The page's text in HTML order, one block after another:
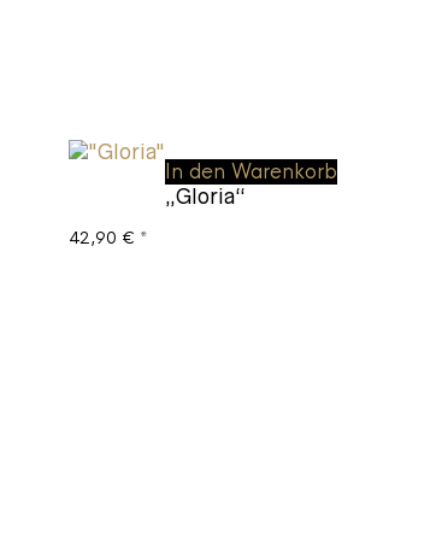
In den Warenkorb
„Gloria“
42,90 € *